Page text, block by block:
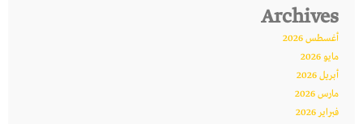
Archives
أغسطس 2026
مايو 2026
أبريل 2026
مارس 2026
فبراير 2026